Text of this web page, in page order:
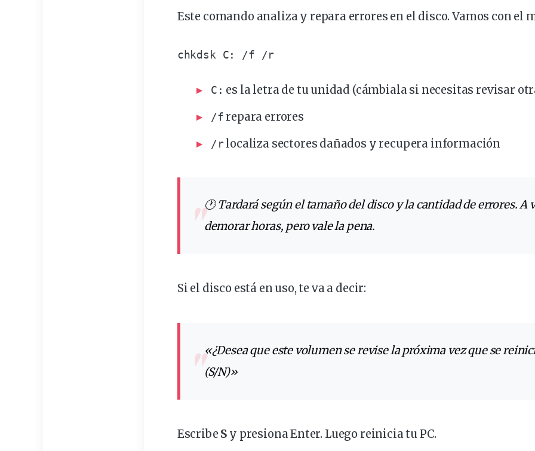
Este comandoanaliza y reparaerrores en el disco. Vamos con el
chkdsk C: /f /r
C: es la letra de tu unidad (cámbiala si necesitas revisar
/f repara errores
/rlocaliza sectores dañados y recupera información
🕐 Tardará según el tamaño del disco y la cantidad de errores. A veces puede
demorar horas, pero vale la pena.
Si el disco está en uso, te va a decir:
«¿Desea que este volumen se revise la próxima vez que se reinicie el sistema?
(S/N)»
EscribeS y presiona Enter. Luego reinicia tu PC.